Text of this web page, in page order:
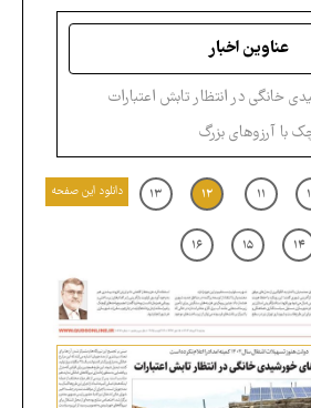
عناوین اخبار
خانگی در انتظار تابش اعتبارات
با آرزوهای بزرگ
۱۱ دانلود این صفحه ۱۲ ۱۳
۱۴ ۱۵ ۱۶